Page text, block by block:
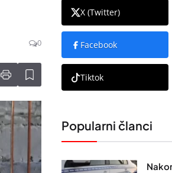
0
X (Twitter)
Facebook
Tiktok
Popularni članci